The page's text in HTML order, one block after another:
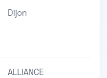
Dijon
ALLIANCE